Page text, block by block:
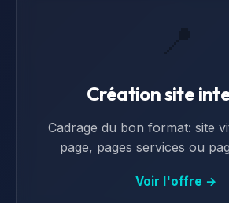
Création site
Cadrage du bon format: site
page, pages services ou
Voir l'offre →